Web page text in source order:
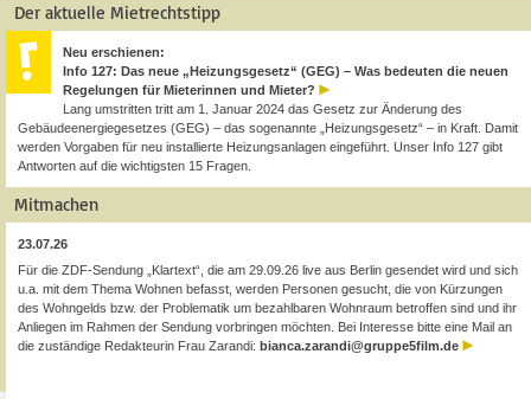
Der aktuelle Mietrechtstipp
Neu erschienen:
Info 127: Das neue „Heizungsgesetz“ (GEG) – Was bedeuten die neuen
Regelungen für Mieterinnen und Mieter?
Lang umstritten tritt am 1. Januar 2024 das Gesetz zur Änderung des
Gebäudeenergiegesetzes (GEG) – das sogenannte „Heizungsgesetz“ – in Kraft. Damit
werden Vorgaben für neu installierte Heizungsanlagen eingeführt. Unser Info 127 gibt
Antworten auf die wichtigsten 15 Fragen.
Mitmachen
23.07.26
Für die ZDF-Sendung „Klartext“, die am 29.09.26 live aus Berlin gesendet wird und sich
u.a. mit dem Thema Wohnen befasst, werden Personen gesucht, die von Kürzungen
des Wohngelds bzw. der Problematik um bezahlbaren Wohnraum betroffen sind und ihr
Anliegen im Rahmen der Sendung vorbringen möchten. Bei Interesse bitte eine Mail an
die zuständige Redakteurin Frau Zarandi: bianca.zarandi@gruppe5film.de